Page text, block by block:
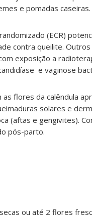
e pomadas caseiras.
(ECR)
contra queilite. Outros
exposição a
e vaginose
as flores da calêndula
solares e
(aftas e gengivites).
pós-parto.
ou até 2 flores